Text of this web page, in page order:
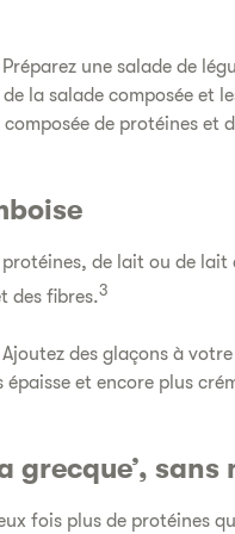
Préparez une salade de
la salade composée et
de protéines et
de lait ou de lait
des fibres.3
Ajoutez des glaçons à
et encore plus
grecque’, sans
fois plus de protéines